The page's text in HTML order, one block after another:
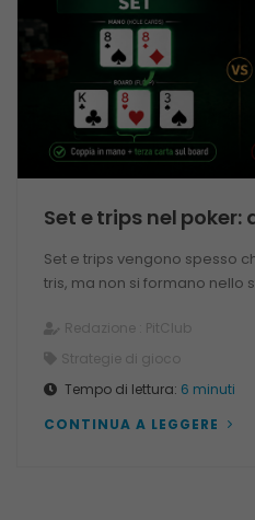
Set e trips nel poker:
Set e trips vengono spesso
tris, ma non si formano nello
Redazione : PitClub
Strategie di gioco
Tempo di lettura: 6 minuti
CONTINUA A LEGGERE